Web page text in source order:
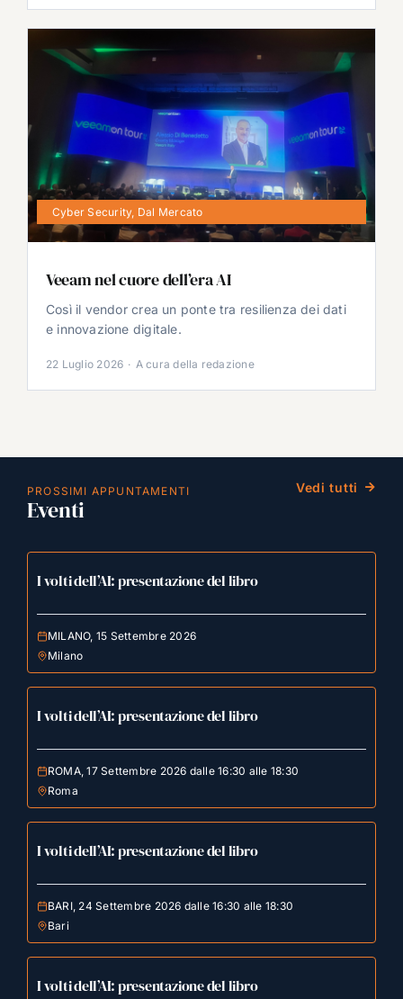
Cyber Security, Dal Mercato
Veeam nel cuore dell’era AI
Così il vendor crea un ponte tra resilienza dei dati
e innovazione digitale.
22 Luglio 2026 · A cura della redazione
PROSSIMI APPUNTAMENTI
Eventi
Vedi tutti
I volti dell’AI: presentazione del libro
MILANO, 15 Settembre 2026
Milano
I volti dell’AI: presentazione del libro
ROMA, 17 Settembre 2026 dalle 16:30 alle 18:30
Roma
I volti dell’AI: presentazione del libro
BARI, 24 Settembre 2026 dalle 16:30 alle 18:30
Bari
I volti dell’AI: presentazione del libro